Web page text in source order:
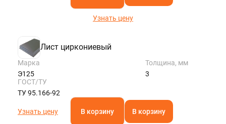
Узнать цену
Лист циркониевый
Марка
Э125
Толщина, мм
3
ГОСТ/ТУ
ТУ 95.166-92
Узнать цену В корзину В корзину